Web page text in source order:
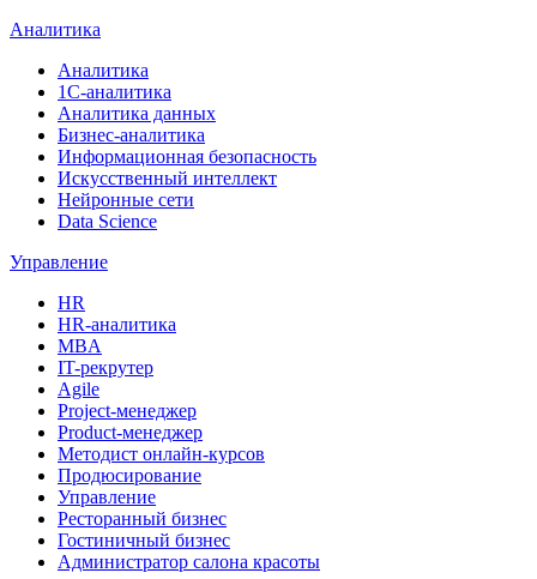
Аналитика
Аналитика
1С-аналитика
Аналитика данных
Бизнес-аналитика
Информационная безопасность
Искусственный интеллект
Нейронные сети
Data Science
Управление
HR
HR-аналитика
MBA
IT-рекрутер
Agile
Project-менеджер
Product-менеджер
Методист онлайн-курсов
Продюсирование
Управление
Ресторанный бизнес
Гостиничный бизнес
Администратор салона красоты